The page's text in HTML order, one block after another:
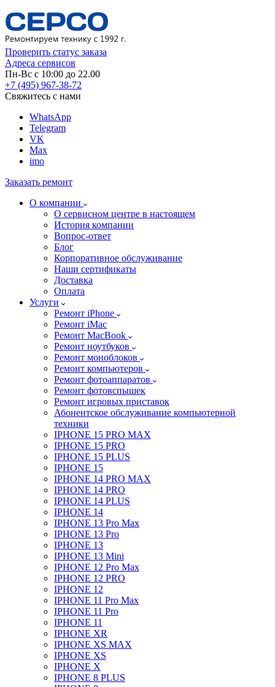
Проверить статус заказа
Адреса сервисов
Пн-Вс с 10:00 до 22.00
+7 (495) 967-38-72
Свяжитесь с нами
WhatsApp
Telegram
VK
Max
imo
Заказать ремонт
О компании
О сервисном центре в настоящем
История компании
Вопрос-ответ
Блог
Корпоративное обслуживание
Наши сертификаты
Доставка
Оплата
Услуги
Ремонт iPhone
Ремонт iMac
Ремонт MacBook
Ремонт ноутбуков
Ремонт моноблоков
Ремонт компьютеров
Ремонт фотоаппаратов
Ремонт фотовспышек
Ремонт игровых приставок
Абонентское обслуживание компьютерной
техники
IPHONE 15 PRO MAX
IPHONE 15 PRO
IPHONE 15 PLUS
IPHONE 15
IPHONE 14 PRO MAX
IPHONE 14 PRO
IPHONE 14 PLUS
IPHONE 14
IPHONE 13 Pro Max
IPHONE 13 Pro
IPHONE 13
IPHONE 13 Mini
IPHONE 12 Pro Max
IPHONE 12 PRO
IPHONE 12
IPHONE 11 Pro Max
IPHONE 11 Pro
IPHONE 11
IPHONE XR
IPHONE XS MAX
IPHONE XS
IPHONE X
IPHONE 8 PLUS